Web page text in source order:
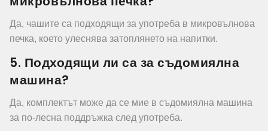
Да, чашите са подходящи за употреба в микровълнова
печка, което улеснява затоплянето на напитки.
5. Подходящи ли са за съдомиялна
машина?
Да, комплектът може да се мие в съдомиялна машина
за по-лесна поддръжка след употреба.